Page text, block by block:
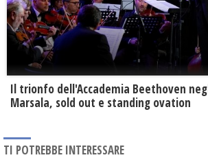
Il trionfo dell'Accademia Beethoven
Marsala, sold out e standing ovation
TI POTREBBE INTERESSARE